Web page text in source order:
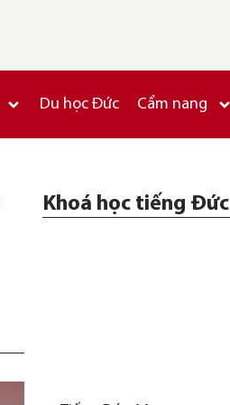
Du học Đức Cẩm nang
Khoá học tiếng Đức